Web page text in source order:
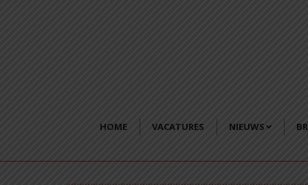
HOME VACATURES NIEUWS